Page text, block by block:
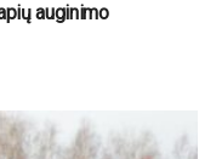
auginimo